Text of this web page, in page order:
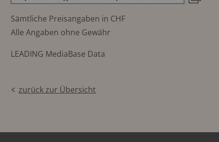
Sämtliche Preisangaben in CHF
Alle Angaben ohne Gewähr
LEADING MediaBase Data
zurück zur Übersicht